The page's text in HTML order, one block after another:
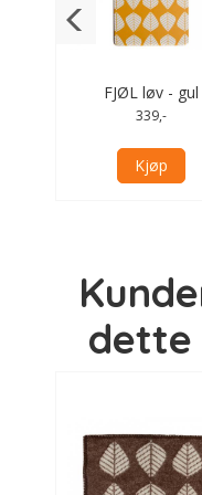
FJØL løv - gul
339,-
Kjøp
dette